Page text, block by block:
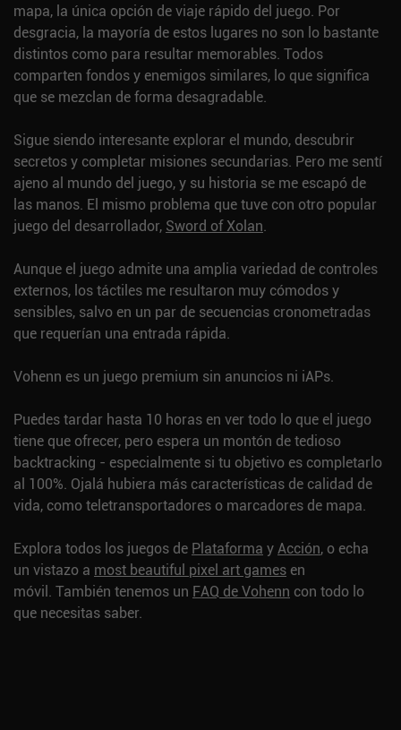
mapa, la única opción de viaje rápido del juego. Por
desgracia, la mayoría de estos lugares no son lo bastante
distintos como para resultar memorables. Todos
comparten fondos y enemigos similares, lo que significa
que se mezclan de forma desagradable.
Sigue siendo interesante explorar el mundo, descubrir
secretos y completar misiones secundarias. Pero me sentí
ajeno al mundo del juego, y su historia se me escapó de
las manos. El mismo problema que tuve con otro popular
juego del desarrollador, Sword of Xolan.
Aunque el juego admite una amplia variedad de controles
externos, los táctiles me resultaron muy cómodos y
sensibles, salvo en un par de secuencias cronometradas
que requerían una entrada rápida.
Vohenn es un juego premium sin anuncios ni iAPs.
Puedes tardar hasta 10 horas en ver todo lo que el juego
tiene que ofrecer, pero espera un montón de tedioso
backtracking - especialmente si tu objetivo es completarlo
al 100%. Ojalá hubiera más características de calidad de
vida, como teletransportadores o marcadores de mapa.
Explora todos los juegos de Plataforma yAcción, o echa
un vistazo a most beautiful pixel art games en
móvil. También tenemos un FAQ de Vohenn con todo lo
que necesitas saber.